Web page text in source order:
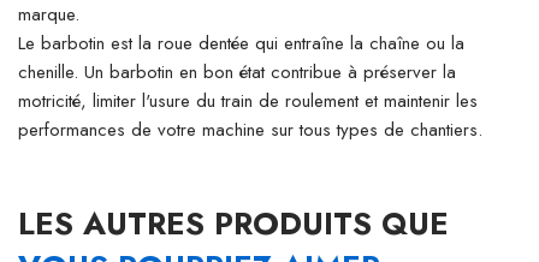
marque.
Le barbotin est la roue dentée qui entraîne la chaîne ou la
chenille. Un barbotin en bon état contribue à préserver la
motricité, limiter l'usure du train de roulement et maintenir les
performances de votre machine sur tous types de chantiers.
LES AUTRES PRODUITS QUE